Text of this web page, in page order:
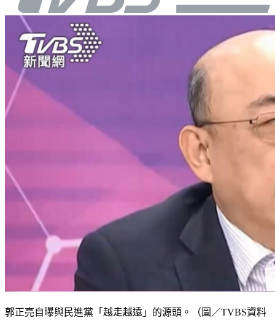
郭正亮自曝與民進黨「越走越遠」的源頭。（圖／TVBS資料